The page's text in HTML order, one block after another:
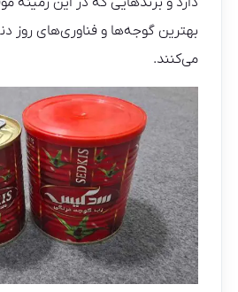
بهترین گوجه‌ها و فناوری‌های روز
می‌کنند.